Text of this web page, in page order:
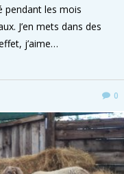
pendant les mois
J’en mets dans des
j’aime…
0